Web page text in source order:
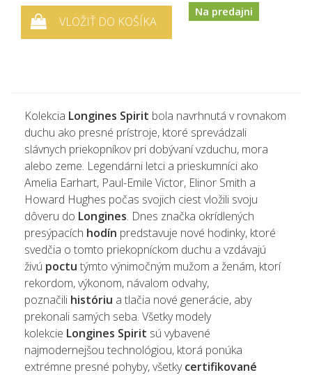
VLOŽIŤ DO KOŠÍKA
Na predajni
Kolekcia Longines Spirit bola navrhnutá v rovnakom
duchu ako presné prístroje, ktoré sprevádzali
slávnych priekopníkov pri dobývaní vzduchu, mora
alebo zeme. Legendárni letci a prieskumníci ako
Amelia Earhart, Paul-Emile Victor, Elinor Smith a
Howard Hughes počas svojich ciest vložili svoju
dôveru do Longines. Dnes značka okrídlených
presýpacích hodín predstavuje nové hodinky, ktoré
svedčia o tomto priekopníckom duchu a vzdávajú
živú poctu týmto výnimočným mužom a ženám, ktorí
rekordom, výkonom, návalom odvahy,
poznačili históriu a tlačia nové generácie, aby
prekonali samých seba. Všetky modely
kolekcie Longines Spirit sú vybavené
najmodernejšou technológiou, ktorá ponúka
extrémne presné pohyby, všetkycertifikované